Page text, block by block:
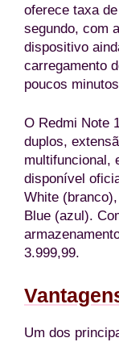
oferece taxa
segundo, com
dispositivo
carregamento
poucos
O Redmi Note
duplos,
multifuncional,
disponível
White
Blue (azul).
3.999,99.
Um dos